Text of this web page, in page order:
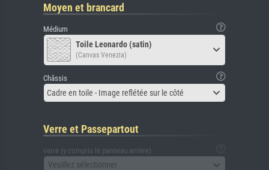
Moyen et brancard
Médium
Toile Leonardo (satin)
(Canvas Venezia)
Châssis
Cadre en toile - Image reflétée sur le côté
Verre et Passepartout
verre (y compris le panneau arrière)
Veuillez sélectionner